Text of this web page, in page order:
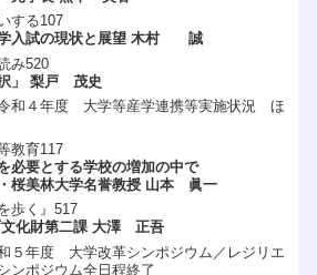
する107
学入試の現状と展望 木村 誠
み520
択」 梨戸 茂史
和４年度 大学等産学連携等実施状況 ほ
教育117
必要とする学校の増加の中で
桜美林大学名誉教授 山本 眞一
歩く』517
文化財第二課 大澤 正吾
５年度 大学改革シンポジウム／レジリエ
ンポジウム全日程終了